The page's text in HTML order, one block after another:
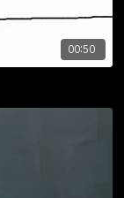
00:50